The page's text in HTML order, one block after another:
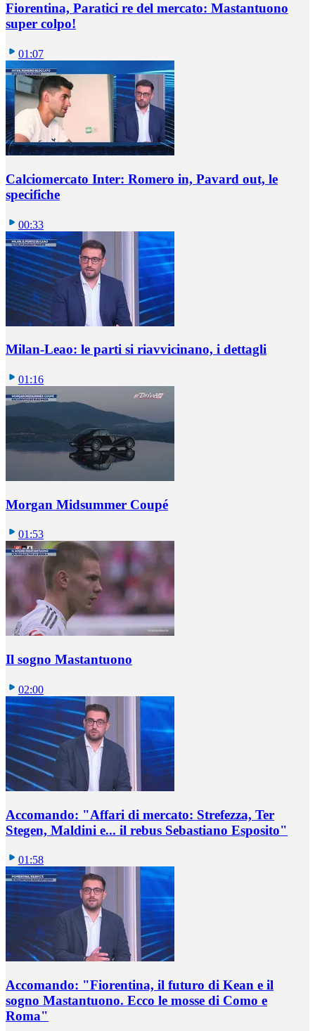
Fiorentina, Paratici re del mercato: Mastantuono
super colpo!
01:07
Calciomercato Inter: Romero in, Pavard out, le
specifiche
00:33
Milan-Leao: le parti si riavvicinano, i dettagli
01:16
Morgan Midsummer Coupé
01:53
Il sogno Mastantuono
02:00
Accomando: "Affari di mercato: Strefezza, Ter
Stegen, Maldini e... il rebus Sebastiano Esposito"
01:58
Accomando: "Fiorentina, il futuro di Kean e il
sogno Mastantuono. Ecco le mosse di Como e
Roma"